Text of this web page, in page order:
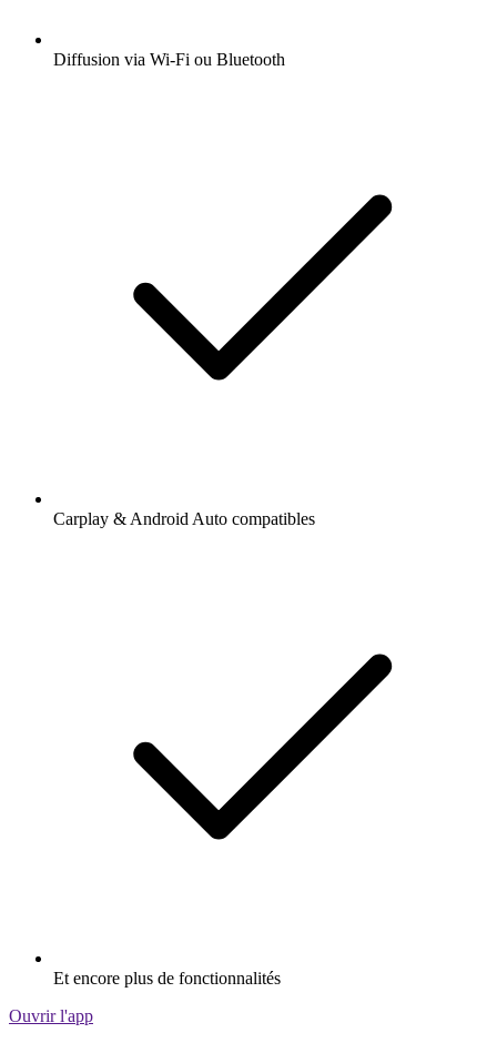
Diffusion via Wi-Fi ou Bluetooth
Carplay & Android Auto compatibles
Et encore plus de fonctionnalités
Ouvrir l'app